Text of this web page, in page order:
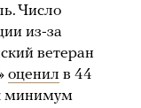
Число
из-за
ветеран
оценил в 44
минимум